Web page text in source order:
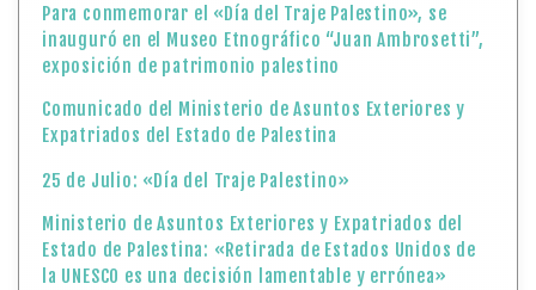
Para conmemorar el «Día del Traje Palestino», se
inauguró en el Museo Etnográfico “Juan Ambrosetti”,
exposición de patrimonio palestino
Comunicado del Ministerio de Asuntos Exteriores y
Expatriados del Estado de Palestina
25 de Julio: «Día del Traje Palestino»
Ministerio de Asuntos Exteriores y Expatriados del
Estado de Palestina: «Retirada de Estados Unidos de
la UNESCO es una decisión lamentable y errónea»